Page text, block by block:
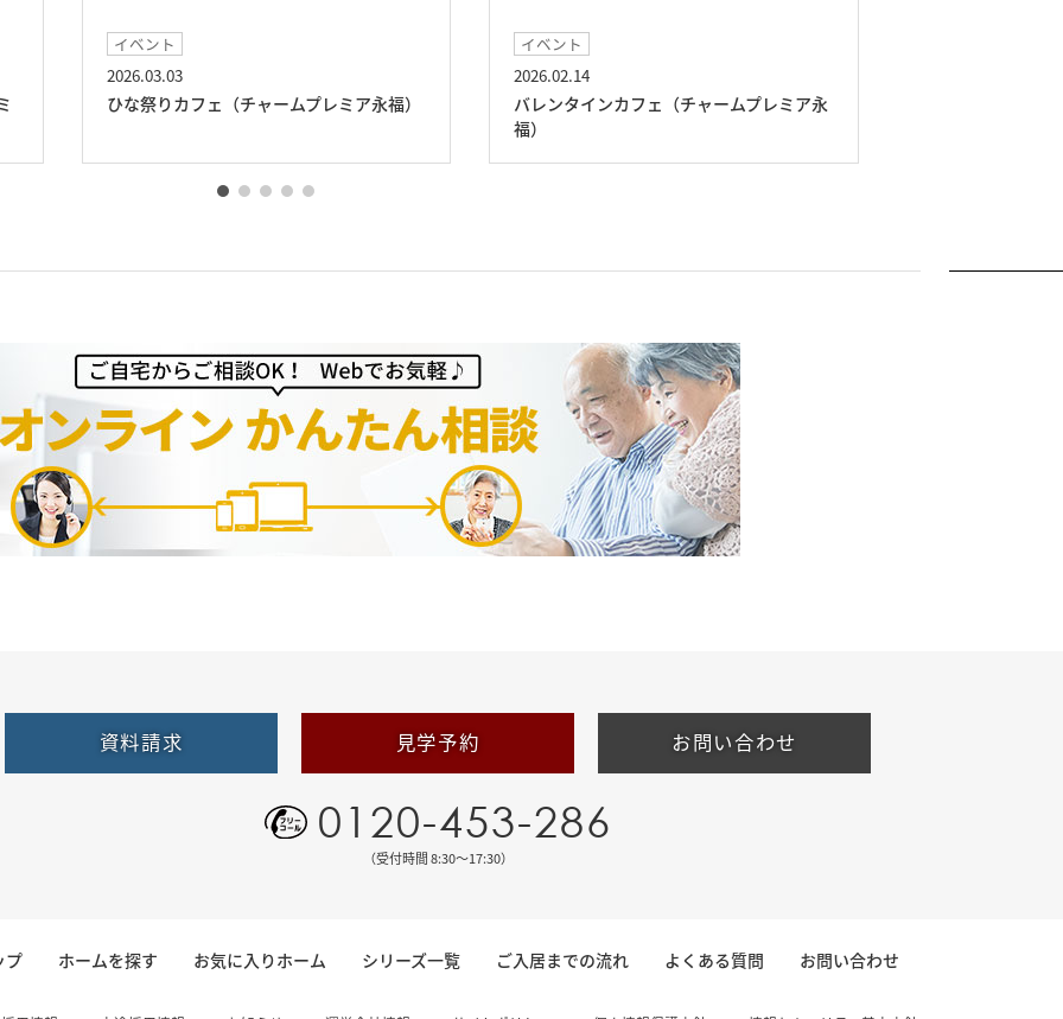
イベント
2026.03.03
ひな祭りカフェ（チャームプレミア永福）
イベント
2026.02.14
バレンタインカフェ（チャームプレミア永
福）
資料請求 見学予約 お問い合わせ
0120-453-286
（受付時間 8:30〜17:30）
プ ホームを探す お気に入りホーム シリーズ一覧 ご入居までの流れ よくある質問 お問い合わせ